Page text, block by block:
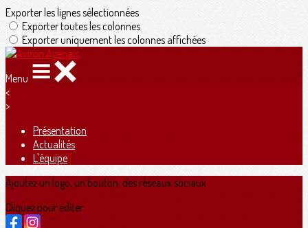
Exporter les lignes sélectionnées
Exporter toutes les colonnes
Exporter uniquement les colonnes affichées
Menu
<
>
Présentation
Actualités
L'équipe
Ajoutez un logo, un bouton, des réseaux sociaux
Cliquez pour éditer